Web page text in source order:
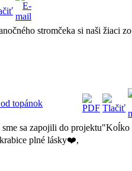
stromčeka si naši žiaci
topánok
sa zapojili do
plné lásky❤️,